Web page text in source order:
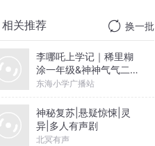
相关推荐 换一批
李哪吒上学记｜稀里糊
涂一年级&神神气气二年
级
东海小学广播站
神秘复苏|悬疑惊悚|灵
异|多人有声剧
北冥有声